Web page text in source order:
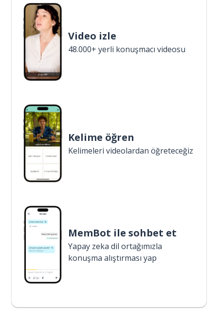
Video izle
48.000+ yerli konuşmacı videosu
Kelime öğren
Kelimeleri videolardan öğreteceğiz
MemBot ile sohbet et
Yapay zeka dil ortağımızla
konuşma alıştırması yap